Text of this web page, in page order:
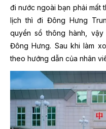
đi nước ngoài bạn phải mất
lịch thì đi Đông Hưng
quyển sổ thông hành, vậy
Đông Hưng. Sau khi làm
theo hướng dẫn của nhân